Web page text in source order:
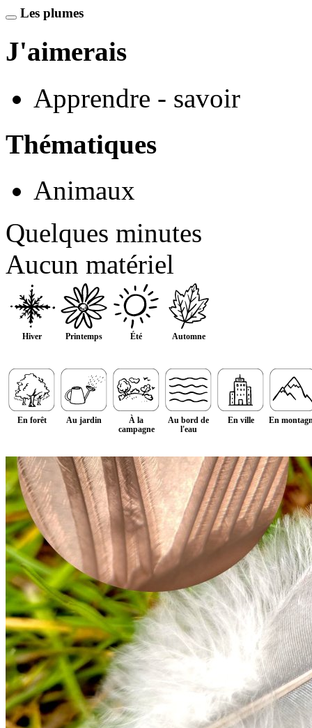
Les plumes
J'aimerais
Apprendre - savoir
Thématiques
Animaux
Quelques minutes
Aucun matériel
Hiver Printemps Été Automne
En forêt Au jardin
À la
campagne
Au bord de
l'eau
En ville En